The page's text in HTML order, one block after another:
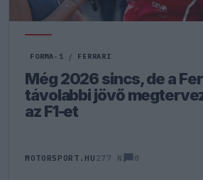
FORMA-1 / FERRARI
Még 2026 sincs, de a
távolabbi jövő
az F1-et
MOTORSPORT.HU 277 N 0